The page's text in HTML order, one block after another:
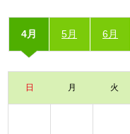
4月 5月 6月
日 月 火